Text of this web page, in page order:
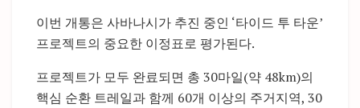
이번 개통은 사바나시가 추진 중인 ‘타이드 투 타운’
프로젝트의 중요한 이정표로 평가된다.
프로젝트가 모두 완료되면 총 30마일(약 48km)의
핵심 순환 트레일과 함께 60개 이상의 주거지역, 30